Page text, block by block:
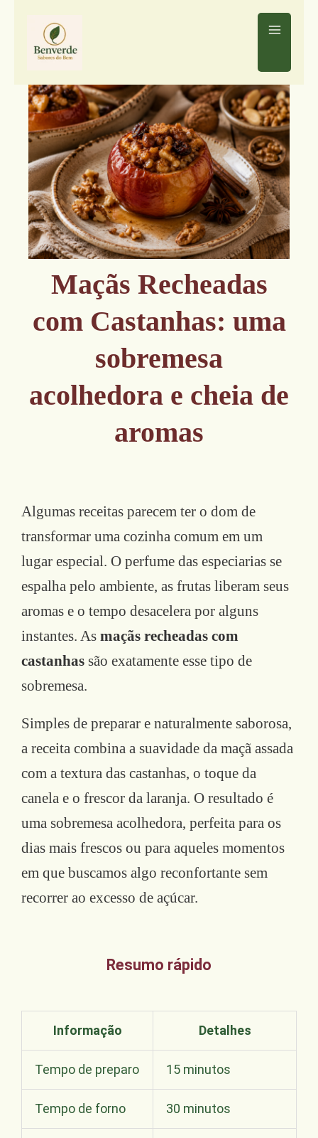
Maçãs Recheadas
com Castanhas: uma
sobremesa
acolhedora e cheia de
aromas
Algumas receitas parecem ter o dom de
transformar uma cozinha comum em um
lugar especial. O perfume das especiarias se
espalha pelo ambiente, as frutas liberam seus
aromas e o tempo desacelera por alguns
instantes. As maçãs recheadas com
castanhas são exatamente esse tipo de
sobremesa.
Simples de preparar e naturalmente saborosa,
a receita combina a suavidade da maçã assada
com a textura das castanhas, o toque da
canela e o frescor da laranja. O resultado é
uma sobremesa acolhedora, perfeita para os
dias mais frescos ou para aqueles momentos
em que buscamos algo reconfortante sem
recorrer ao excesso de açúcar.
Resumo rápido
Informação Detalhes
Tempo de preparo 15 minutos
Tempo de forno 30 minutos